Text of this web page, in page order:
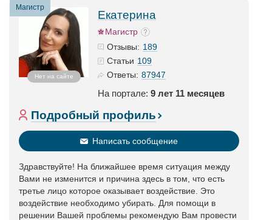
Магистр
Нет на сайте
Екатерина
Магистр
Отзывы: 189
Статьи 109
Ответы: 87947
На портале: 9 лет 11 месяцев
Подробный профиль
Написать сообщение
Здравствуйте! На ближайшее время ситуация между
Вами не изменится и причина здесь в том, что есть
третье лицо которое оказывает воздействие. Это
воздействие необходимо убирать. Для помощи в
решении Вашей проблемы рекомендую Вам провести